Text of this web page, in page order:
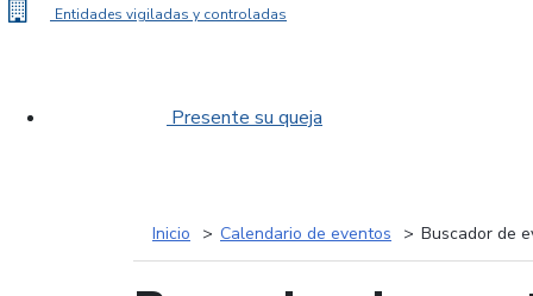
Entidades vigiladas y controladas
Presente su queja
Inicio Calendario de eventos Buscador de